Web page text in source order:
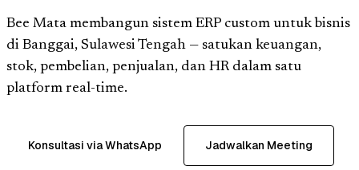
Bee Mata membangun sistem ERP custom untuk bisnis
di Banggai, Sulawesi Tengah — satukan keuangan,
stok, pembelian, penjualan, dan HR dalam satu
platform real-time.
Konsultasi via WhatsApp Jadwalkan Meeting